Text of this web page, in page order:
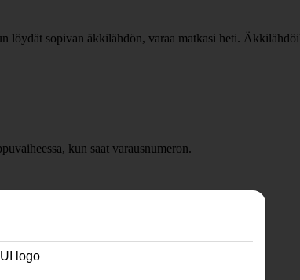
löydät sopivan äkkilähdön, varaa matkasi heti.
kun saat varausnumeron.